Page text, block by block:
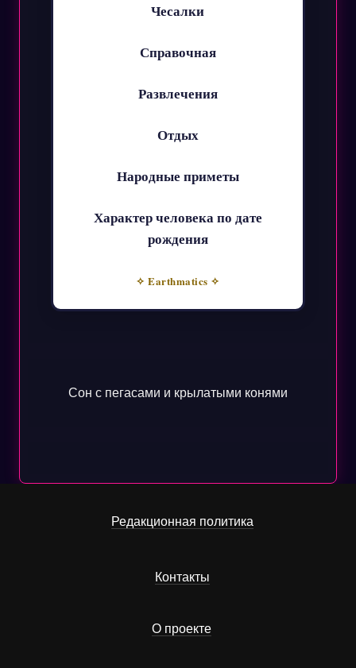
Чесалки
Справочная
Развлечения
Отдых
Народные приметы
Характер человека по дате
рождения
✧ Earthmatics ✧
Сон с пегасами и крылатыми конями
Редакционная политика
Контакты
О проекте